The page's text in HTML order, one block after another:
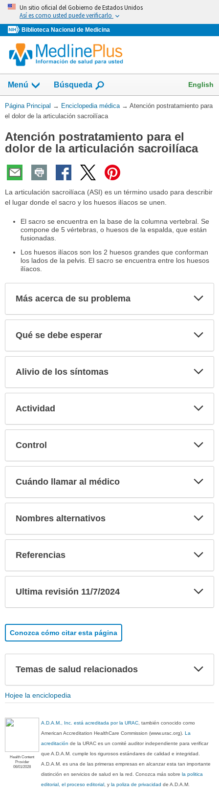
Omita
vaya
al
Contenido
Un sitio oficial del Gobierno de Estados Unidos
Así es como usted puede verificarlo
Biblioteca Nacional de Medicina
Menú Búsqueda English
Usted
está
Página Principal → Enciclopedia médica → Atención postratamiento para
el dolor de la articulación sacroilíaca
Atención postratamiento para el
dolor de la articulación sacroilíaca
La articulación sacroilíaca (ASI) es un término usado para describir
el lugar donde el sacro y los huesos ilíacos se unen.
El sacro se encuentra en la base de la columna vertebral. Se
compone de 5 vértebras, o huesos de la espalda, que están
fusionadas.
Los huesos ilíacos son los 2 huesos grandes que conforman
los lados de la pelvis. El sacro se encuentra entre los huesos
ilíacos.
Más acerca de su problema
Qué se debe esperar
Alivio de los síntomas
Actividad
Control
Cuándo llamar al médico
Nombres alternativos
Referencias
Ultima revisión 11/7/2024
Conozca cómo citar esta página
Temas de salud relacionados
Hojee la enciclopedia
Health Content
Provider
06/01/2028
A.D.A.M., Inc. está acreditada por la URAC , también conocido como
American Accreditation HealthCare Commission (www.urac.org).La
acreditación de la URAC es un comité auditor independiente para verificar
que A.D.A.M. cumple los rigurosos estándares de calidad e integridad.
A.D.A.M. es una de las primeras empresas en alcanzar esta tan importante
distinción en servicios de salud en la red. Conozca más sobrela politica
editorial, el proceso editorial , yla poliza de privacidad de A.D.A.M.